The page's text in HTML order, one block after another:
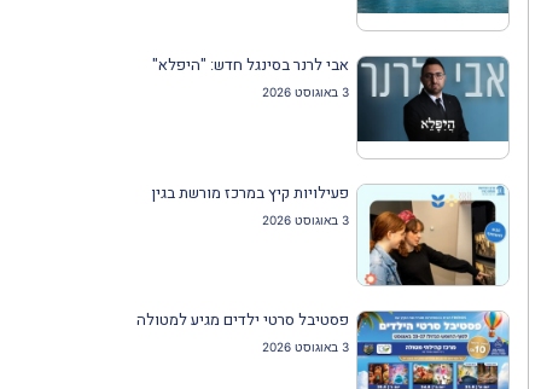
אבי לרנר בסינגל חדש: "היפלא"
3 באוגוסט 2026
פעילויות קיץ במרכז מורשת בגין
3 באוגוסט 2026
פסטיבל סרטי ילדים מגיע למטולה
3 באוגוסט 2026